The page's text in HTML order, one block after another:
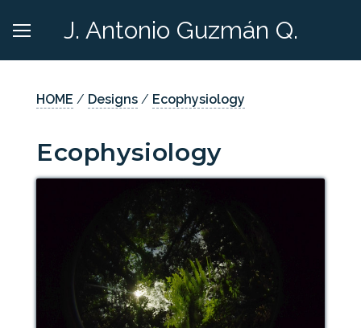
J. Antonio Guzmán Q.
HOME / Designs / Ecophysiology
Ecophysiology